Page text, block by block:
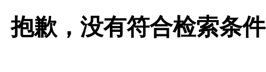
抱歉，没有符合检索条